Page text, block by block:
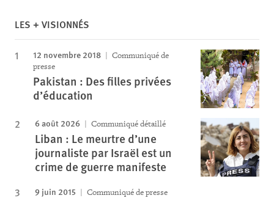
LES + VISIONNÉS
12 novembre 2018
Communiqué de
presse
Pakistan : Des filles privées
d’éducation
6 août 2026 Communiqué détaillé
Liban : Le meurtre d’une
journaliste par Israël est un
crime de guerre manifeste
9 juin 2015 Communiqué de presse